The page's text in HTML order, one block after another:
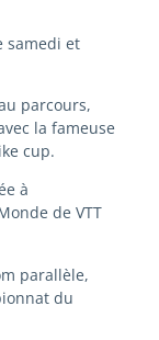
samedi et
parcours,
la fameuse
cup.
à
de VTT
parallèle,
du